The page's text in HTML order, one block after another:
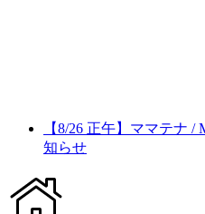
【8/26 正午】ママテナ /
知らせ